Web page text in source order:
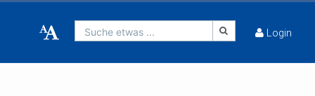
Suche etwas ... Login